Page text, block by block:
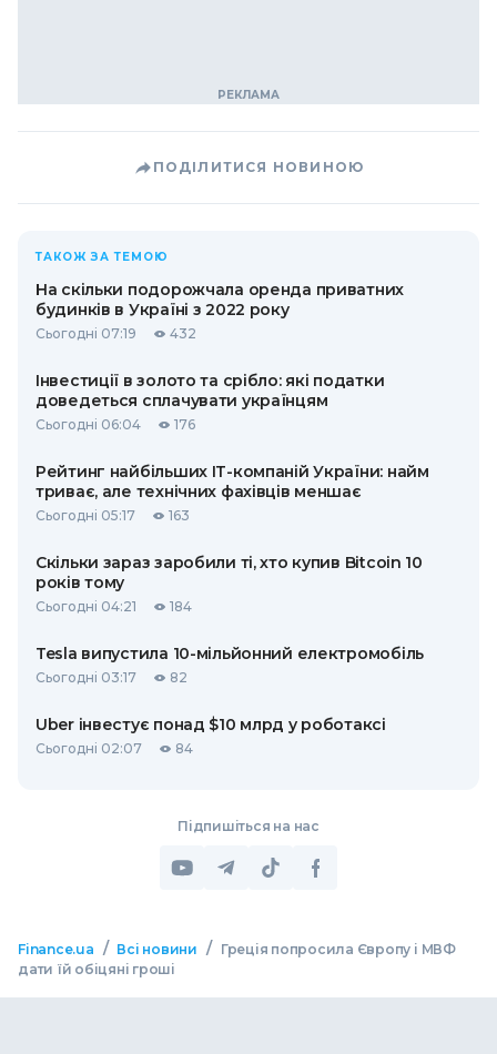
ПОДІЛИТИСЯ НОВИНОЮ
ТАКОЖ ЗА ТЕМОЮ
На скільки подорожчала оренда приватних
будинків в Україні з 2022 року
Сьогодні 07:19 432
Інвестиції в золото та срібло: які податки
доведеться сплачувати українцям
Сьогодні 06:04 176
Рейтинг найбільших ІТ-компаній України: найм
триває, але технічних фахівців меншає
Сьогодні 05:17 163
Скільки зараз заробили ті, хто купив Bitcoin 10
років тому
Сьогодні 04:21 184
Tesla випустила 10-мільйонний електромобіль
Сьогодні 03:17 82
Uber інвестує понад $10 млрд у роботаксі
Сьогодні 02:07 84
Підпишіться на нас
Finance.ua / Всі новини /
Греція попросила Європу і МВФ
дати їй обіцяні гроші